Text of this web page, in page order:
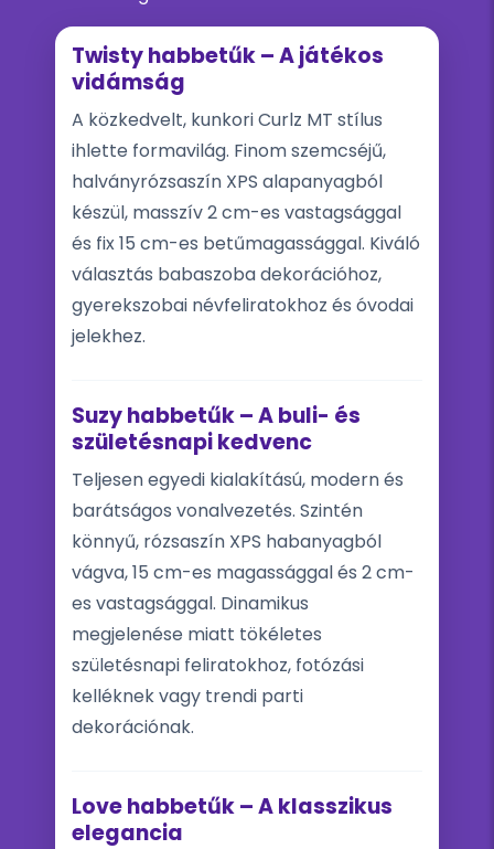
Twisty habbetűk – A játékos
vidámság
A közkedvelt, kunkori Curlz MT stílus
ihlette formavilág. Finom szemcséjű,
halványrózsaszín XPS alapanyagból
készül, masszív 2 cm-es vastagsággal
és fix 15 cm-es betűmagassággal. Kiváló
választás babaszoba dekorációhoz,
gyerekszobai névfeliratokhoz és óvodai
jelekhez.
Suzy habbetűk – A buli- és
születésnapi kedvenc
Teljesen egyedi kialakítású, modern és
barátságos vonalvezetés. Szintén
könnyű, rózsaszín XPS habanyagból
vágva, 15 cm-es magassággal és 2 cm-
es vastagsággal. Dinamikus
megjelenése miatt tökéletes
születésnapi feliratokhoz, fotózási
kelléknek vagy trendi parti
dekorációnak.
Love habbetűk – A klasszikus
elegancia